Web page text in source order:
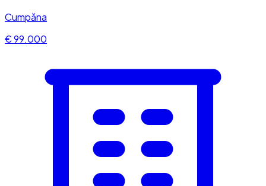
Cumpăna
€ 99.000